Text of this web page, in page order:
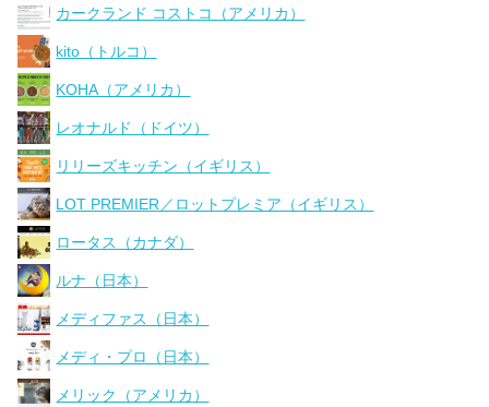
カークランド コストコ（アメリカ）
kito（トルコ）
KOHA（アメリカ）
レオナルド（ドイツ）
リリーズキッチン（イギリス）
LOT PREMIER／ロットプレミア（イギリス）
ロータス（カナダ）
ルナ（日本）
メディファス（日本）
メディ・プロ（日本）
メリック（アメリカ）